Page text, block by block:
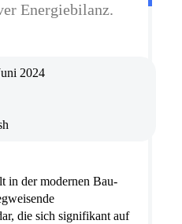
Energiebilanz.
2024
in der modernen Bau-
die sich signifikant auf